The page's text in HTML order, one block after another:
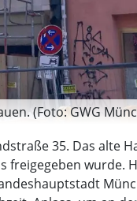
(Foto: GWG
35. Das alte
freigegeben wurde.